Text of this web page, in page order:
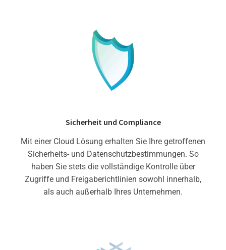
Sicherheit und Compliance
Mit einer Cloud Lösung erhalten Sie Ihre getroffenen
Sicherheits- und Datenschutzbestimmungen. So
haben Sie stets die vollständige Kontrolle über
Zugriffe und Freigaberichtlinien sowohl innerhalb,
als auch außerhalb Ihres Unternehmen.